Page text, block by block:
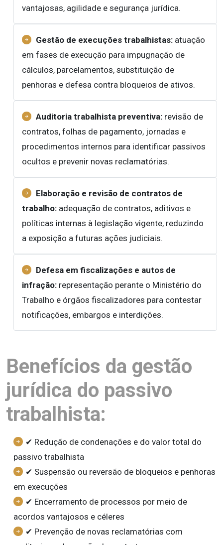
vantajosas, agilidade e segurança jurídica.
Gestão de execuções trabalhistas: atuação
em fases de execução para impugnação de
cálculos, parcelamentos, substituição de
penhoras e defesa contra bloqueios de ativos.
Auditoria trabalhista preventiva: revisão de
contratos, folhas de pagamento, jornadas e
procedimentos internos para identificar passivos
ocultos e prevenir novas reclamatórias.
Elaboração e revisão de contratos de
trabalho: adequação de contratos, aditivos e
políticas internas à legislação vigente, reduzindo
a exposição a futuras ações judiciais.
Defesa em fiscalizações e autos de
infração: representação perante o Ministério do
Trabalho e órgãos fiscalizadores para contestar
notificações, embargos e interdições.
Benefícios da gestão
jurídica do passivo
trabalhista:
✔ Redução de condenações e do valor total do
passivo trabalhista
✔ Suspensão ou reversão de bloqueios e penhoras
em execuções
✔ Encerramento de processos por meio de
acordos vantajosos e céleres
✔ Prevenção de novas reclamatórias com